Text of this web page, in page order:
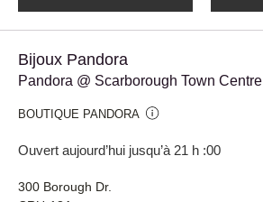
Bijoux Pandora
Pandora @ Scarborough Town Centre
BOUTIQUE PANDORA
Ouvert aujourd’hui jusqu’à 21 h :00
300 Borough Dr.